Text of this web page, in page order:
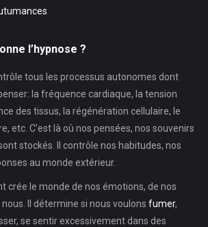
l’hypnose ?
tous les processus autonomes dont
la fréquence cardiaque, la tension
des tissus, la régénération cellulaire, le
etc. C’est là où nos pensées, nos souvenirs
stockés. Il contrôle nos habitudes, nos
au monde extérieur.
crée le monde de nos émotions, de nos
Il détermine si nous voulons fumer,
se sentir excessivement dans des